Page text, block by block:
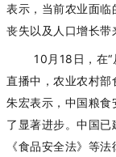
表示，当前农业面
丧失以及人口增长带
10月18日，在
直播中，农业农村
朱宏表示，中国粮
了显著进步。中国
《食品安全法》等